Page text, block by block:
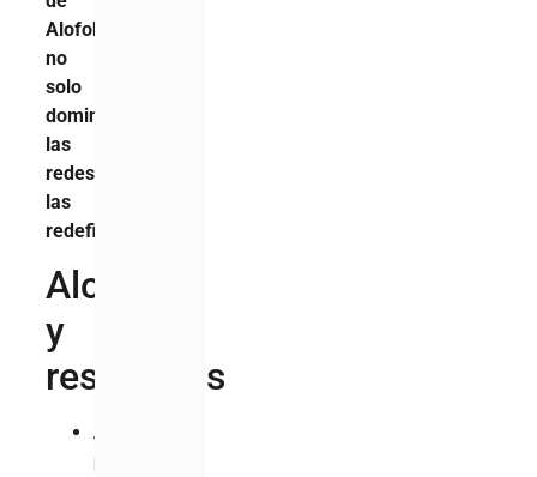
Alofoke
no
solo
dominó
las
redes:
las
redefinió
Alcance
y
resultados
Alcance
potencial